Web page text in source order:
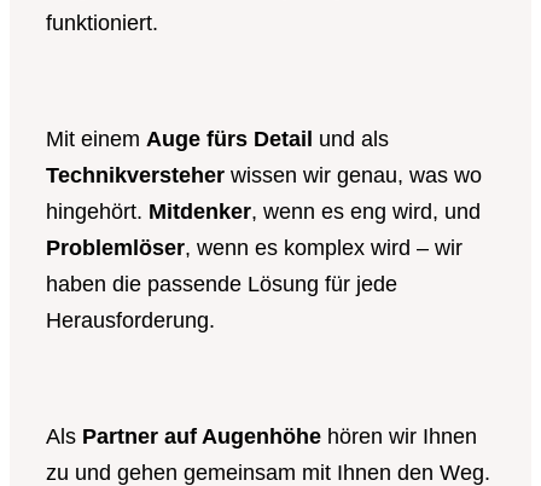
funktioniert.
Mit einem Auge fürs Detail und als
Technikversteher wissen wir genau, was wo
hingehört. Mitdenker, wenn es eng wird, und
Problemlöser, wenn es komplex wird – wir
haben die passende Lösung für jede
Herausforderung.
Als Partner auf Augenhöhe hören wir Ihnen
zu und gehen gemeinsam mit Ihnen den Weg.